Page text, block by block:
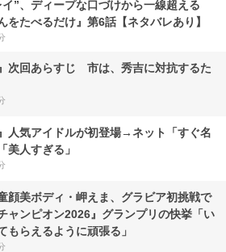
”、ディープな口づけから一線超える
をたべるだけ』第6話【ネタバレあり】
次回あらすじ 市は、秀吉に対抗するた
人気アイドルが初登場→ネット「すぐ名
美人すぎる」
顔美ボディ・岬えま、グラビア初挑戦で
ャンピオン2026』グランプリの快挙「い
もらえるように頑張る」